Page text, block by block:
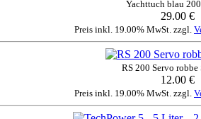
Yachttuch blau
29.00 €
Preis inkl. 19.00% MwSt. zzgl.
RS 200 Servo robbe
12.00 €
Preis inkl. 19.00% MwSt. zzgl.